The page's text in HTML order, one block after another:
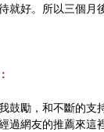
就好。所以三個月
鼓勵，和不斷的支
過網友的推薦來這